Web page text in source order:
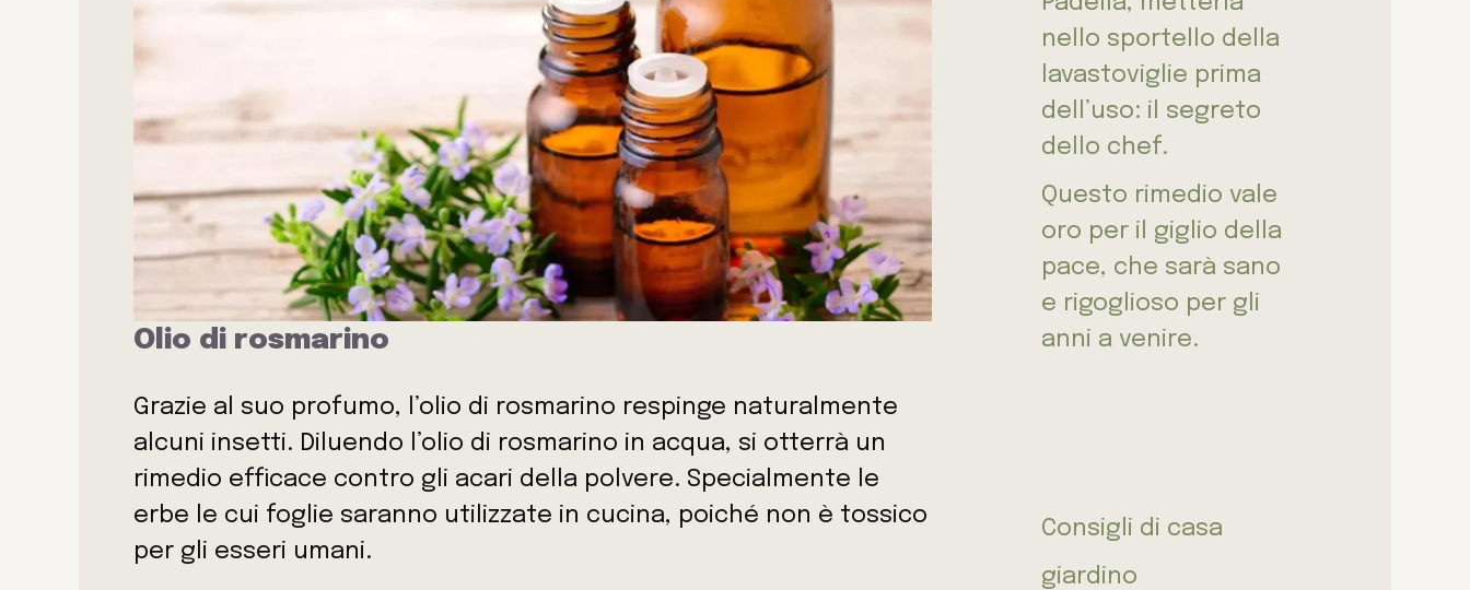
Olio di rosmarino
Grazie al suo profumo, l’olio di rosmarino respinge naturalmente
alcuni insetti. Diluendo l’olio di rosmarino in acqua, si otterrà un
rimedio efficace contro gli acari della polvere. Specialmente le
erbe le cui foglie saranno utilizzate in cucina, poiché non è tossico
per gli esseri umani.
nello sportello della
lavastoviglie prima
dell’uso: il segreto
dello chef.
Questo rimedio vale
oro per il giglio della
pace, che sarà sano
e rigoglioso per gli
anni a venire.
Consigli di casa
giardino